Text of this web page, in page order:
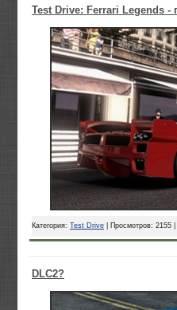
Test Drive: Ferrari Legends -
Категория: Test Drive | Просмотров: 2155
DLC2?